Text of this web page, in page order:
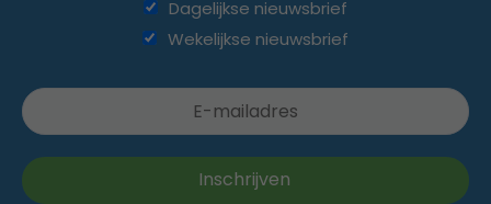
Dagelijkse nieuwsbrief
Wekelijkse nieuwsbrief